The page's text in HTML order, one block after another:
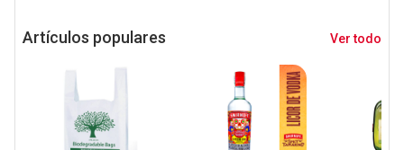
Artículos populares Ver todo